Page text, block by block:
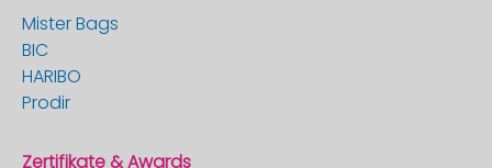
Mister Bags
BIC
HARIBO
Prodir
Zertifikate & Awards